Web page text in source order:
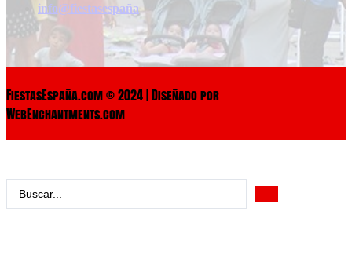
info@fiestasespaña
FiestasEspaña.com © 2024 | Diseñado por
WebEnchantments.com